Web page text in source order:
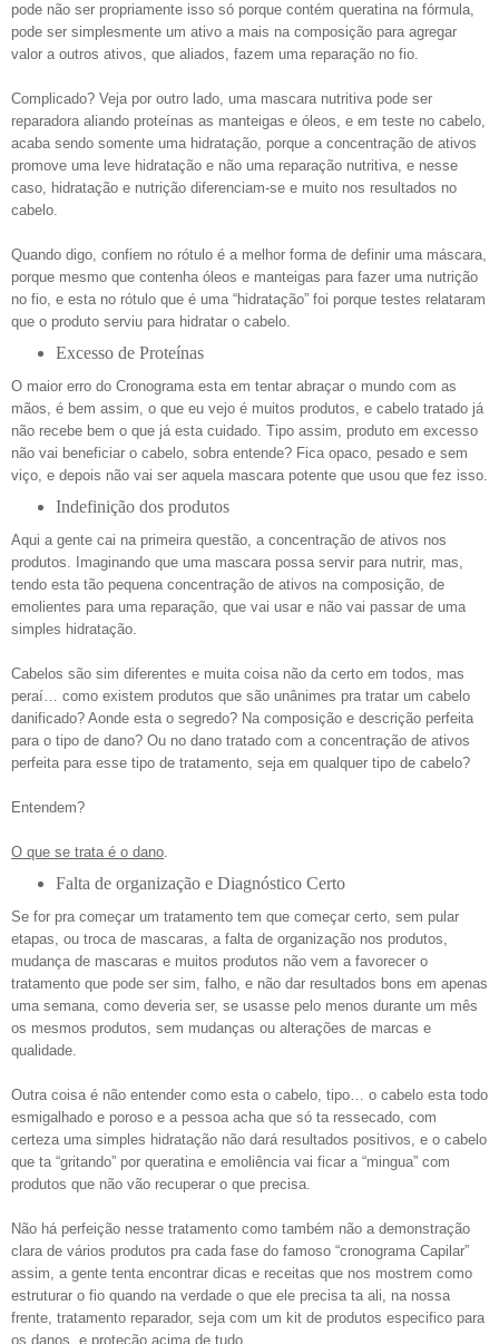
pode não ser propriamente isso só porque contém queratina na fórmula,
pode ser simplesmente um ativo a mais na composição para agregar
valor a outros ativos, que aliados, fazem uma reparação no fio.
Complicado? Veja por outro lado, uma mascara nutritiva pode ser
reparadora aliando proteínas as manteigas e óleos, e em teste no cabelo,
acaba sendo somente uma hidratação, porque a concentração de ativos
promove uma leve hidratação e não uma reparação nutritiva, e nesse
caso, hidratação e nutrição diferenciam-se e muito nos resultados no
cabelo.
Quando digo, confiem no rótulo é a melhor forma de definir uma máscara,
porque mesmo que contenha óleos e manteigas para fazer uma nutrição
no fio, e esta no rótulo que é uma “hidratação” foi porque testes relataram
que o produto serviu para hidratar o cabelo.
Excesso de Proteínas
O maior erro do Cronograma esta em tentar abraçar o mundo com as
mãos, é bem assim, o que eu vejo é muitos produtos, e cabelo tratado já
não recebe bem o que já esta cuidado. Tipo assim, produto em excesso
não vai beneficiar o cabelo, sobra entende? Fica opaco, pesado e sem
viço, e depois não vai ser aquela mascara potente que usou que fez isso.
Indefinição dos produtos
Aqui a gente cai na primeira questão, a concentração de ativos nos
produtos. Imaginando que uma mascara possa servir para nutrir, mas,
tendo esta tão pequena concentração de ativos na composição, de
emolientes para uma reparação, que vai usar e não vai passar de uma
simples hidratação.
Cabelos são sim diferentes e muita coisa não da certo em todos, mas
peraí… como existem produtos que são unânimes pra tratar um cabelo
danificado? Aonde esta o segredo? Na composição e descrição perfeita
para o tipo de dano? Ou no dano tratado com a concentração de ativos
perfeita para esse tipo de tratamento, seja em qualquer tipo de cabelo?
Entendem?
O que se trata é o dano
Falta de organização e Diagnóstico Certo
Se for pra começar um tratamento tem que começar certo, sem pular
etapas, ou troca de mascaras, a falta de organização nos produtos,
mudança de mascaras e muitos produtos não vem a favorecer o
tratamento que pode ser sim, falho, e não dar resultados bons em apenas
uma semana, como deveria ser, se usasse pelo menos durante um mês
os mesmos produtos, sem mudanças ou alterações de marcas e
qualidade.
Outra coisa é não entender como esta o cabelo, tipo… o cabelo esta todo
esmigalhado e poroso e a pessoa acha que só ta ressecado, com
certeza uma simples hidratação não dará resultados positivos, e o cabelo
que ta “gritando” por queratina e emoliência vai ficar a “mingua” com
produtos que não vão recuperar o que precisa.
Não há perfeição nesse tratamento como também não a demonstração
clara de vários produtos pra cada fase do famoso “cronograma Capilar”
assim, a gente tenta encontrar dicas e receitas que nos mostrem como
estruturar o fio quando na verdade o que ele precisa ta ali, na nossa
frente, tratamento reparador, seja com um kit de produtos especifico para
os danos, e proteção acima de tudo.